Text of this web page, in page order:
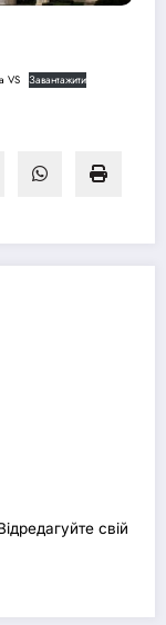
VS Завантажити
свій